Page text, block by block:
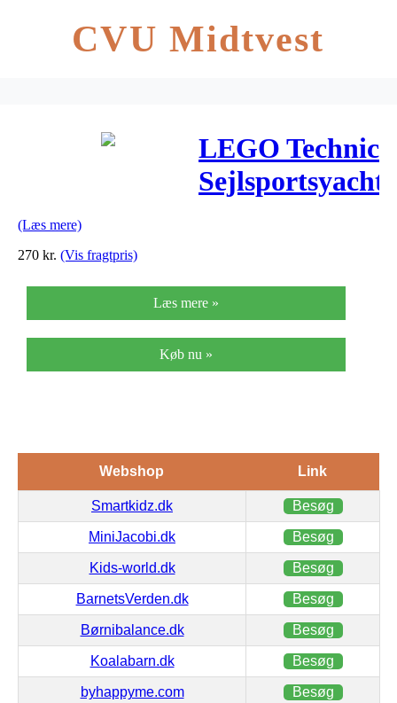
CVU Midtvest
LEGO Technic
Sejlsportsyacht
(Læs mere)
270 kr. (Vis fragtpris)
Læs mere »
Køb nu »
Webshop Link
Smartkidz.dk Besøg
MiniJacobi.dk Besøg
Kids-world.dk Besøg
BarnetsVerden.dk Besøg
Børnibalance.dk Besøg
Koalabarn.dk Besøg
byhappyme.com Besøg